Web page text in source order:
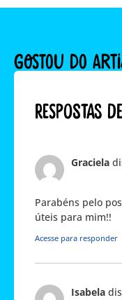
GOSTOU DO
Respostas
Graciela
Parabéns pelo
úteis para mim!!
Acesse para responder
Isabela